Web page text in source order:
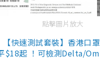
點擊圖片放大
【快速測試套裝】香港口
$18起 ！可檢測Delta/